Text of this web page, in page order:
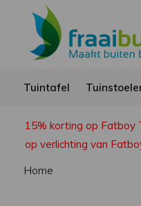
Tuintafel
15% korting op Fatboy
op verlichting van
Home